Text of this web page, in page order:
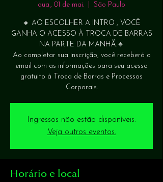
qua., 01 de mai. São Paulo
🔸 AO ESCOLHER A INTRO , VOCÊ
GANHA O ACESSO À TROCA DE BARRAS
NA PARTE DA MANHÃ.🔸
Ao completar sua inscrição, você receberá o
email com as informações para seu acesso
gratuito à Troca de Barras e Processos
Corporais.
Ingressos não estão disponíveis.
Veja outros eventos.
Horário e local